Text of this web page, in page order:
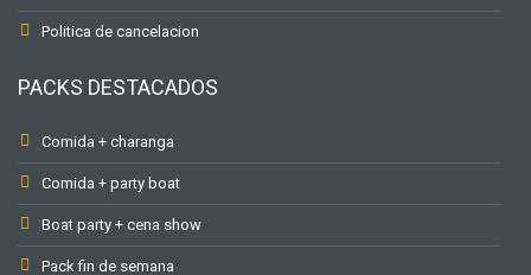
Politica de cancelacion
PACKS DESTACADOS
Comida + charanga
Comida + party boat
Boat party + cena show
Pack fin de semana